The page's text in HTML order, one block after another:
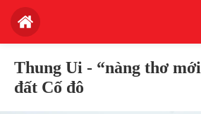
Thung Ui - “nàng thơ
đất Cố đô